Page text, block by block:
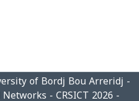
of Bordj Bou Arreridj -
- CRSICT 2026 -